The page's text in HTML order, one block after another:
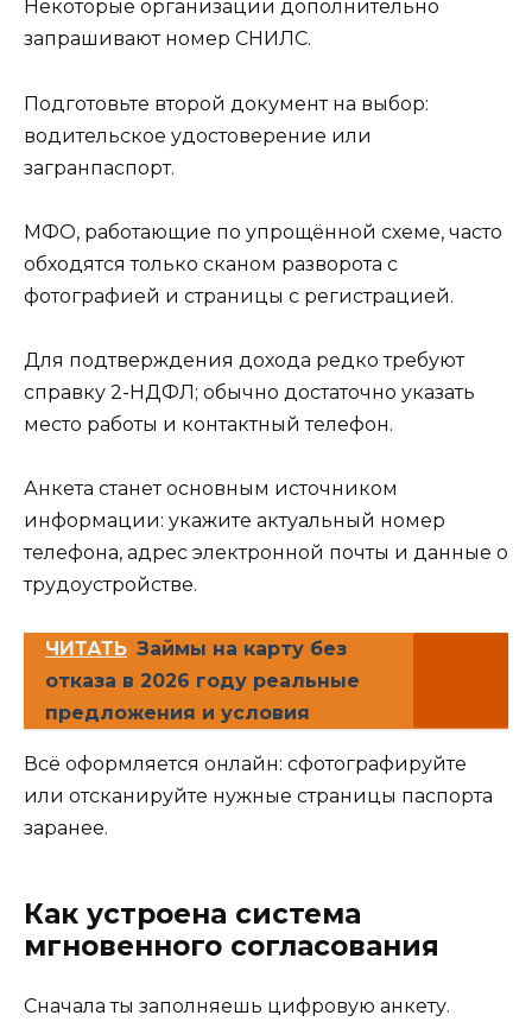
Некоторые организации дополнительно
запрашивают номер СНИЛС.
Подготовьте второй документ на выбор:
водительское удостоверение или
загранпаспорт.
МФО, работающие по упрощённой схеме, часто
обходятся только сканом разворота с
фотографией и страницы с регистрацией.
Для подтверждения дохода редко требуют
справку 2-НДФЛ; обычно достаточно указать
место работы и контактный телефон.
Анкета станет основным источником
информации: укажите актуальный номер
телефона, адрес электронной почты и данные о
трудоустройстве.
ЧИТАТЬ Займы на карту без
отказа в 2026 году реальные
предложения и условия
Всё оформляется онлайн: сфотографируйте
или отсканируйте нужные страницы паспорта
заранее.
Как устроена система
мгновенного согласования
Сначала ты заполняешь цифровую анкету.